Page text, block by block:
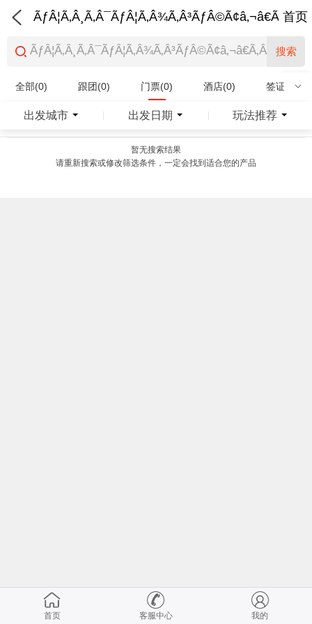
首页
搜索
全部(0) 跟团(0) 门票(0) 酒店(0) 签证(0)
特产商品(0)
出发城市 出发日期 玩法推荐
暂无搜索结果
请重新搜索或修改筛选条件，一定会找到适合您的产品
首页 客服中心 我的